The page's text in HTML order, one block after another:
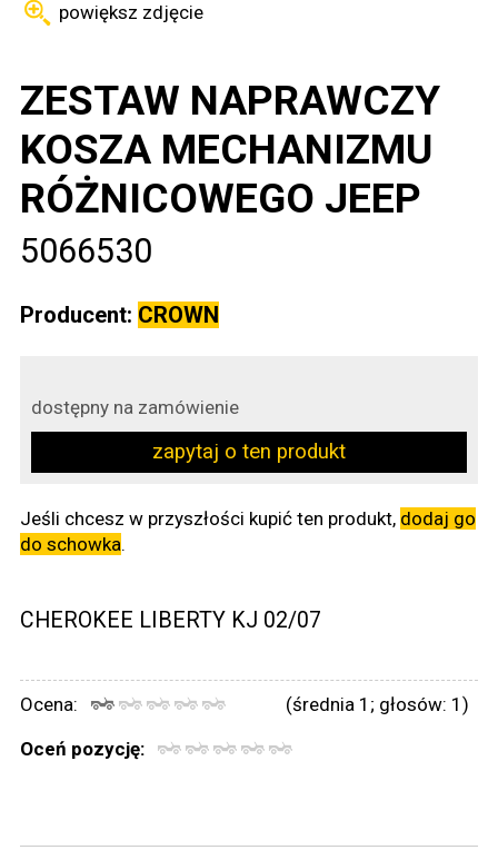
powiększ zdjęcie
ZESTAW NAPRAWCZY
KOSZA MECHANIZMU
RÓŻNICOWEGO JEEP
5066530
Producent: CROWN
dostępny na zamówienie
zapytaj o ten produkt
Jeśli chcesz w przyszłości kupić ten produkt, dodaj go
do schowka.
CHEROKEE LIBERTY KJ 02/07
Ocena:
(średnia 1; głosów: 1)
Oceń pozycję: